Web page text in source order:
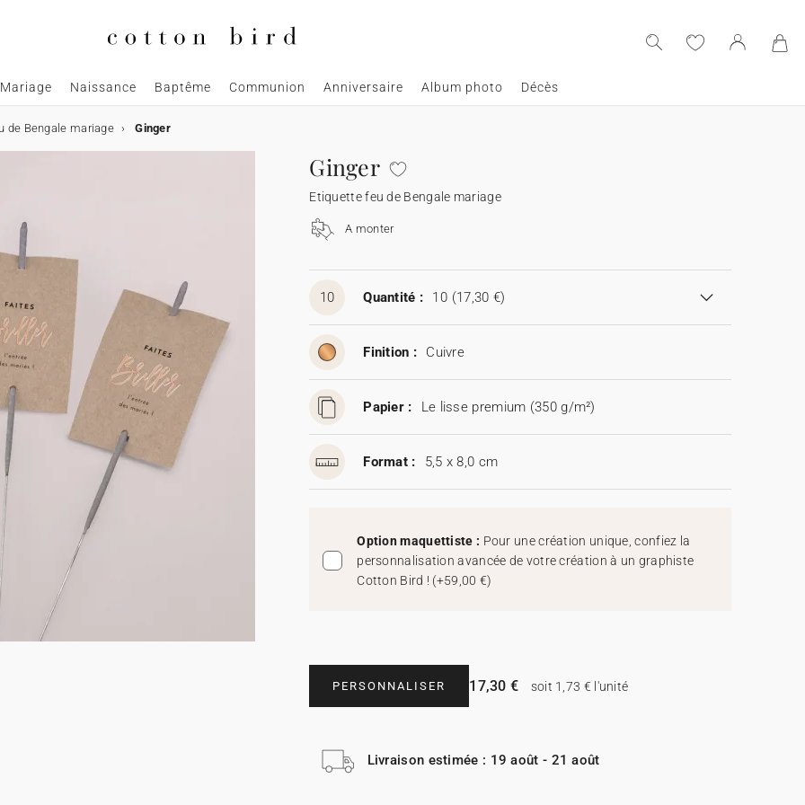
Mariage Naissance Baptême Communion Anniversaire Album photo Décès
de Bengale mariage Ginger
Ginger
Etiquette feu de Bengale mariage
A monter
10 Quantité : 10 (17,30 €)
Finition : Cuivre
Papier : Le lisse premium (350 g/m²)
Format : 5,5 x 8,0 cm
Option maquettiste : Pour une création unique, confiez la
personnalisation avancée de votre création à un graphiste
Cotton Bird ! (+59,00 €)
PERSONNALISER 17,30 € soit 1,73 € l'unité
Livraison estimée : 19 août - 21 août